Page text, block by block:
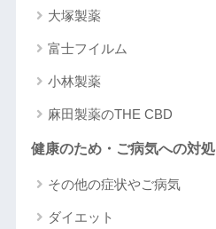
大塚製薬
富士フイルム
小林製薬
麻田製薬のTHE CBD
健康のため・ご病気への対処
その他の症状やご病気
ダイエット